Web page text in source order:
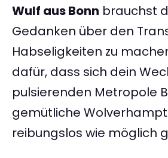
Wulf aus Bonn brauchst
Gedanken über den
Habseligkeiten zu
dafür, dass sich dein
pulsierenden Metropole
gemütliche
reibungslos wie möglich